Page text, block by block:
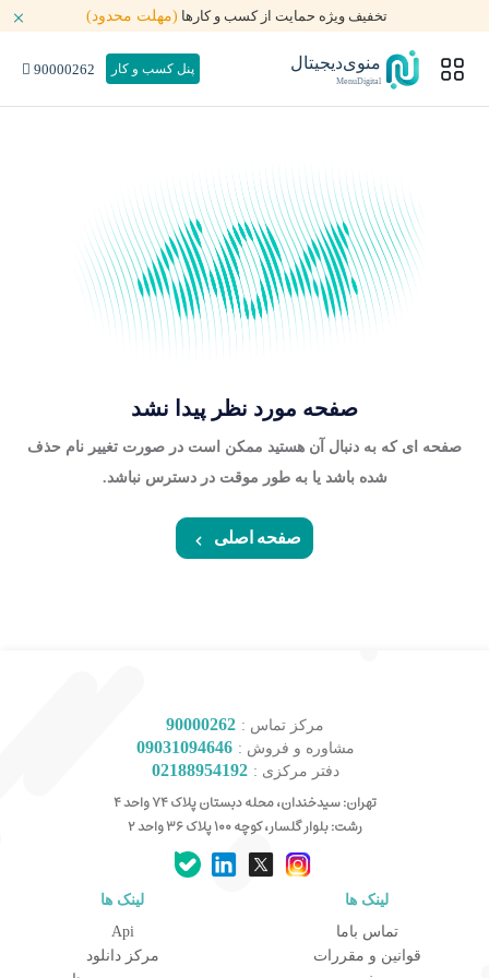
تخفیف ویژه حمایت از کسب و کارها (مهلت محدود)
منوی‌دیجیتال
MenuDigital
پنل کسب و کار 90000262
کارشناس مشاوره و فروش
جهت ارتباط در پیامرسان بله کلیک کنید
صفحه مورد نظر پیدا نشد
صفحه ای که به دنبال آن هستید ممکن است در صورت تغییر نام حذف
شده باشد یا به طور موقت در دسترس نباشد.
صفحه اصلی
مرکز تماس : 90000262
مشاوره و فروش : 09031094646
دفتر مرکزی : 02188954192
تهران: سیدخندان، محله دبستان پلاک ۷۴ واحد ۴
رشت: بلوار گلسار، کوچه ۱۰۰ پلاک ۳۶ واحد ۲
لینک ها
تماس باما
قوانین و مقررات
لینک ها
Api
مرکز دانلود